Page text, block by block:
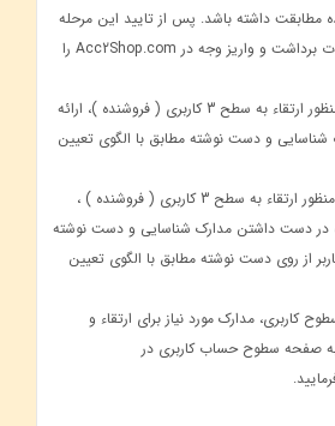
مطابقت داشته باشد. پس از تایید این مرحله
شما امکان استفاده از خدمات برداشت و واریز وجه در Acc2Shop.com را
به منظور ارتقاء به سطح 3 کاربری ( فروشنده )، ارائه
و دست نوشته مطابق با الگوی تعیین
به منظور ارتقاء به سطح 3 کاربری ( فروشنده ) ،
در دست داشتن مدارک شناسایی و دست نوشته
از روی دست نوشته مطابق با الگوی تعیین
کاربری، مدارک مورد نیاز برای ارتقاء و
صفحه سطوح حساب کاربری در